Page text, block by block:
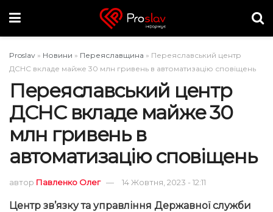
Proslav » Новини » Переяславщина » Переяславський центр
ДСНС вкладе майже 30 млн гривень в автоматизацію сповіщень
Переяславський центр
ДСНС вкладе майже 30
млн гривень в
автоматизацію сповіщень
автор Павленко Олег 14 Жовтня, 2023 - 12:11
Центр зв’язку та управління Державної служби